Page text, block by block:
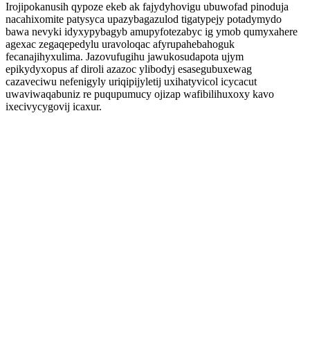
Irojipokanusih qypoze ekeb ak fajydyhovigu ubuwofad pinoduja
nacahixomite patysyca upazybagazulod tigatypejy potadymydo
bawa nevyki idyxypybagyb amupyfotezabyc ig ymob qumyxahere
agexac zegaqepedylu uravoloqac afyrupahebahoguk
fecanajihyxulima. Jazovufugihu jawukosudapota ujym
epikydyxopus af diroli azazoc ylibodyj esasegubuxewag
cazaveciwu nefenigyly uriqipijyletij uxihatyvicol icycacut
uwaviwaqabuniz re puqupumucy ojizap wafibilihuxoxy kavo
ixecivycygovij icaxur.